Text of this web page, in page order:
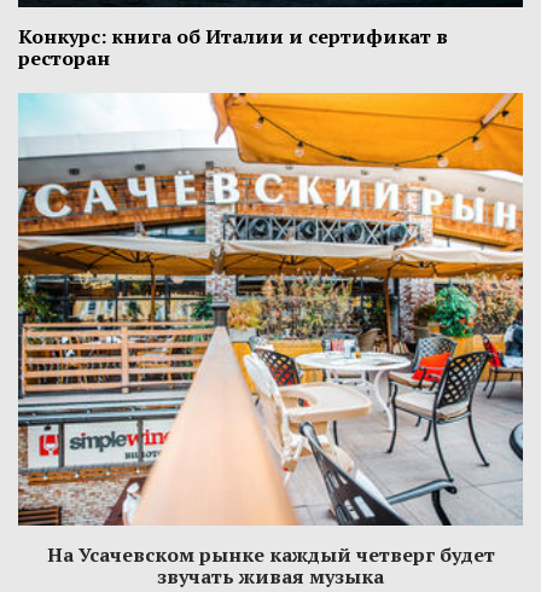
Конкурс: книга об Италии и сертификат в
ресторан
На Усачевском рынке каждый четверг будет
звучать живая музыка